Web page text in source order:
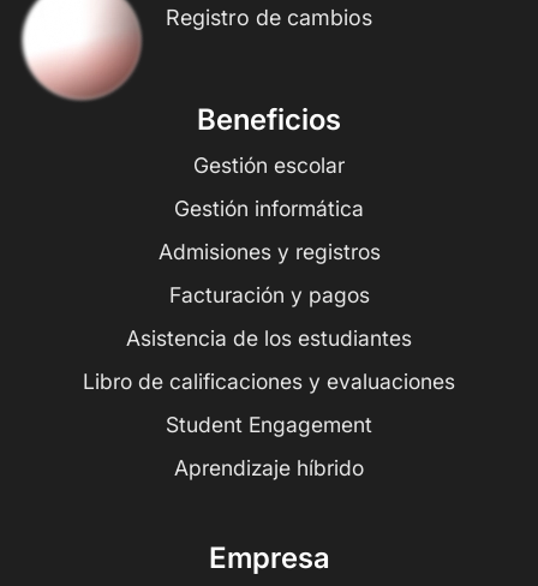
Registro de cambios
Beneficios
Gestión escolar
Gestión informática
Admisiones y registros
Facturación y pagos
Asistencia de los estudiantes
Libro de calificaciones y evaluaciones
Student Engagement
Aprendizaje híbrido
Empresa